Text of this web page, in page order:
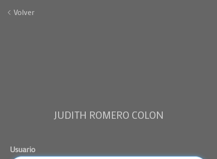
Volver
JUDITH ROMERO COLON
Usuario